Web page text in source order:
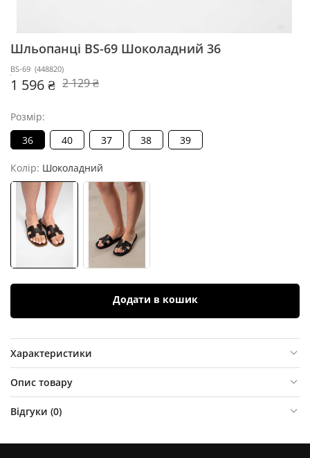
Шльопанці BS-69 Шоколадний 36
BS-69 (448820)
1 596 ₴ 2 129 ₴
Розмір:
36
40 37 38 39
Колір: Шоколадний
Додати в кошик
Характеристики
Опис товару
Відгуки (0)